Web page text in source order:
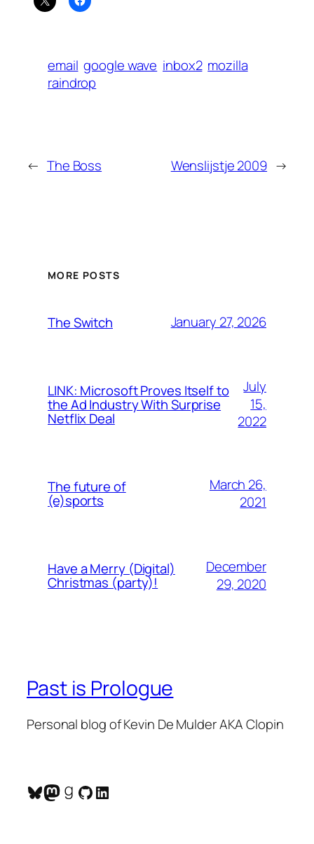
email google wave inbox2 mozilla
raindrop
← The Boss Wenslijstje 2009 →
MORE POSTS
The Switch January 27, 2026
LINK: Microsoft Proves Itself to
the Ad Industry With Surprise
Netflix Deal
July
15,
2022
The future of
(e)sports
March 26,
2021
Have a Merry (Digital)
Christmas (party)!
December
29, 2020
Past is Prologue
Personal blog of Kevin De Mulder AKA Clopin
Bluesky
Mastodon
Goodreads
GitHub
LinkedIn